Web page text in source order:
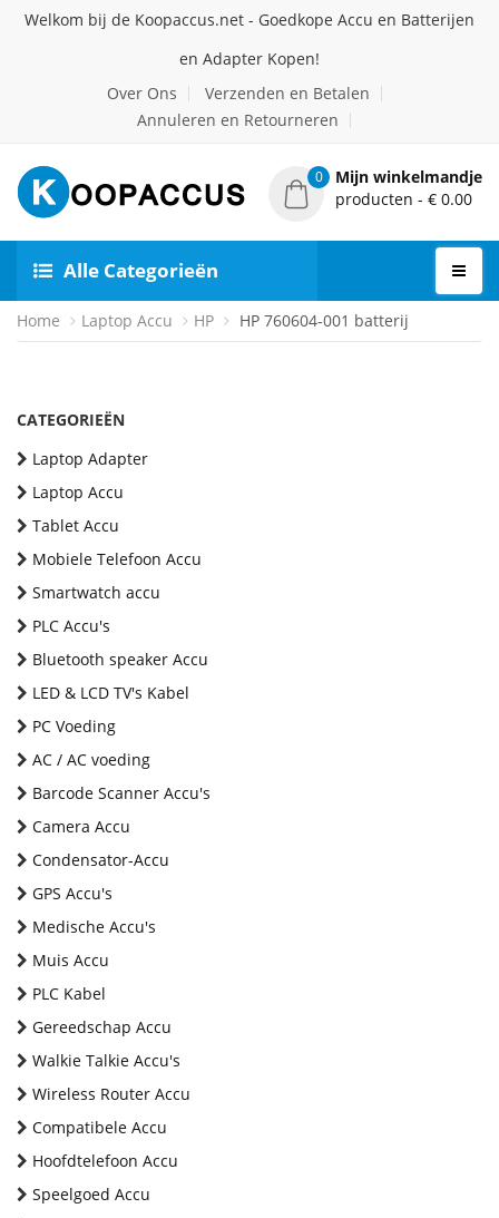
Welkom bij de Koopaccus.net - Goedkope Accu en Batterijen
en Adapter Kopen!
Over Ons
Verzenden en Betalen
Annuleren en Retourneren
0
Mijn winkelmandje
producten - € 0.00
Alle Categorieën
Home Laptop Accu HP HP 760604-001 batterij
CATEGORIEËN
Laptop Adapter
Laptop Accu
Tablet Accu
Mobiele Telefoon Accu
Smartwatch accu
PLC Accu's
Bluetooth speaker Accu
LED & LCD TV's Kabel
PC Voeding
AC / AC voeding
Barcode Scanner Accu's
Camera Accu
Condensator-Accu
GPS Accu's
Medische Accu's
Muis Accu
PLC Kabel
Gereedschap Accu
Walkie Talkie Accu's
Wireless Router Accu
Compatibele Accu
Hoofdtelefoon Accu
Speelgoed Accu